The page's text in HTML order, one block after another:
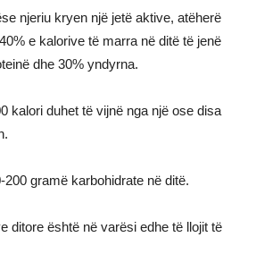
njeriu kryen një jetë aktive, atëherë
e kalorive të marra në ditë të jenë
dhe 30% yndyrna.
kalori duhet të vijnë nga një ose disa
200 gramë karbohidrate në ditë.
ditore është në varësi edhe të llojit të